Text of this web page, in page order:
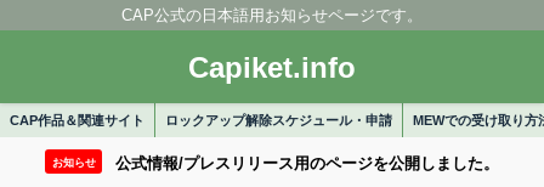
CAP公式の日本語用お知らせページです。
Capiket.info
CAP作品＆関連サイト ロックアップ解除スケジュール・申請 MEWでの受け取り方
お知らせ 公式情報/プレスリリース用のページを公開しました。